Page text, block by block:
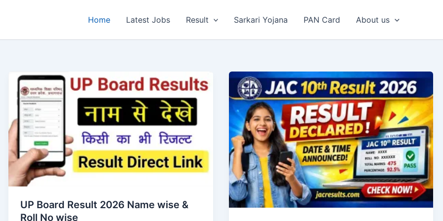
Home Latest Jobs Result Sarkari Yojana PAN Card About us
UP Board Result 2026 Name wise &
Roll No wise